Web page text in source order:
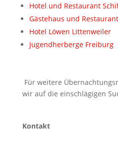
Hotel und Restaurant
Gästehaus und
Hotel Löwen Littenweiler
Jugendherberge Freiburg
Für weitere
wir auf die einschlägigen
Kontakt